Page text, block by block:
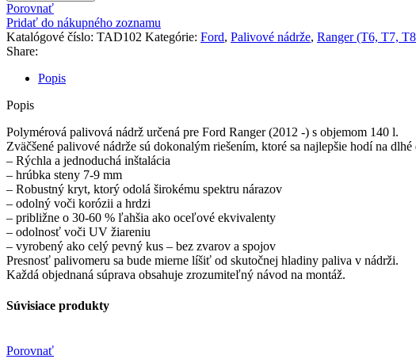
Porovnať
Pridať do nákupného zoznamu
Katalógové číslo: TAD102 Kategórie: Ford, Palivové nádrže, Ranger (T6, T7,
Share:
Popis
Popis
Polymérová palivová nádrž určená pre Ford Ranger (2012 -) s objemom 140 l.
Zväčšené palivové nádrže sú dokonalým riešením, ktoré sa najlepšie hodí na
– Rýchla a jednoduchá inštalácia
– hrúbka steny 7-9 mm
– Robustný kryt, ktorý odolá širokému spektru nárazov
– odolný voči korózii a hrdzi
– približne o 30-60 % ľahšia ako oceľové ekvivalenty
– odolnosť voči UV žiareniu
– vyrobený ako celý pevný kus – bez zvarov a spojov
Presnosť palivomeru sa bude mierne líšiť od skutočnej hladiny paliva v nádrži.
Každá objednaná súprava obsahuje zrozumiteľný návod na montáž.
Súvisiace produkty
Porovnať